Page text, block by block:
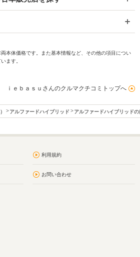
本体価格です。また基本情報など、その他の項目につい
ます。
ｉｅｂａｓｕさんのクルマクチコミトップへ
アルファードハイブリッド アルファードハイブリッド
利用規約
お問い合わせ